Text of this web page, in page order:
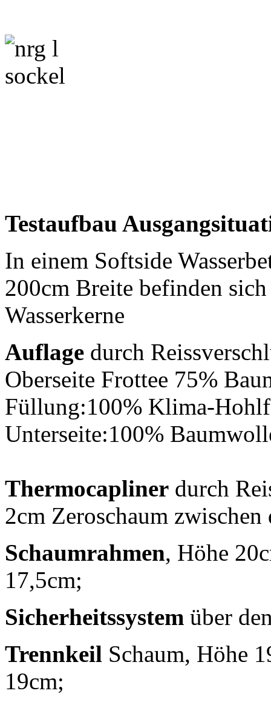
Testaufbau
In einem Softside
200cm Breite befinden
Wasserkerne
Auflage durch
Oberseite Frottee 75%
Füllung:100% Klima-
Unterseite:100%
Thermocapliner durch
2cm Zeroschaum
Schaumrahmen, Höhe
17,5cm;
Sicherheitssystem über
Trennkeil Schaum, Höhe
19cm;